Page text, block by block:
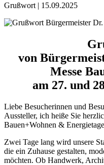
Grußwort | 15.09.2025
von
Messe
am 27. und
Liebe Besucherinnen und
Aussteller, ich heiße Sie
Bauen+Wohnen &
Zwei Tage lang wird unsere
die ein Zuhause gestalten,
möchten. Ob Handwerk,